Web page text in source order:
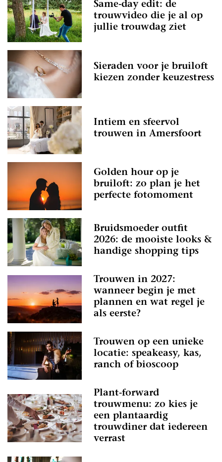
Same-day edit: de
trouwvideo die je al op
jullie trouwdag ziet
Sieraden voor je bruiloft
kiezen zonder keuzestress
Intiem en sfeervol
trouwen in Amersfoort
Golden hour op je
bruiloft: zo plan je het
perfecte fotomoment
Bruidsmoeder outfit
2026: de mooiste looks &
handige shopping tips
Trouwen in 2027:
wanneer begin je met
plannen en wat regel je
als eerste?
Trouwen op een unieke
locatie: speakeasy, kas,
ranch of bioscoop
Plant-forward
trouwmenu: zo kies je
een plantaardig
trouwdiner dat iedereen
verrast